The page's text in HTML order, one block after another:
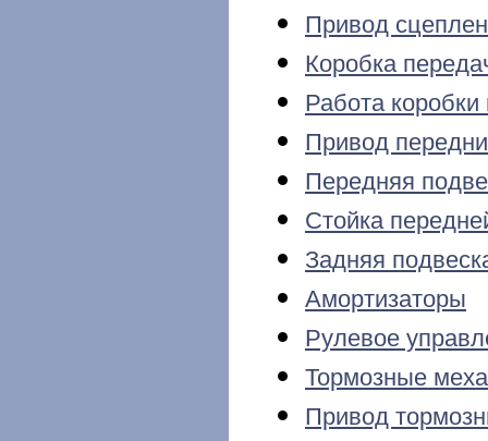
Привод
Коробка
Работа коробки
Привод
Передняя
Стойка
Задняя
Амортизаторы
Рулевое
Тормозные
Привод